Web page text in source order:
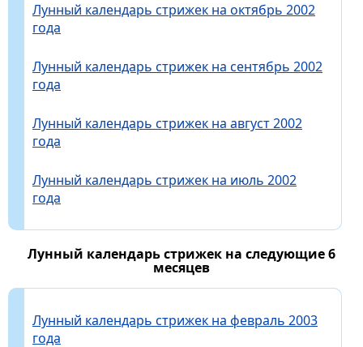
Лунный календарь стрижек на октябрь 2002
года
Лунный календарь стрижек на сентябрь 2002
года
Лунный календарь стрижек на август 2002
года
Лунный календарь стрижек на июль 2002
года
Лунный календарь стрижек на следующие 6
месяцев
Лунный календарь стрижек на февраль 2003
года